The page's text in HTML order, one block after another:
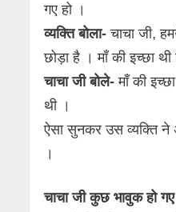
गए हो ।
व्यक्ति बोला- चाचा जी,
छोड़ा है । माँ की इच्छा
चाचा जी बोले- माँ की
थी ।
ऐसा सुनकर उस व्यक्ति ने
।
चाचा जी कुछ भावुक हो